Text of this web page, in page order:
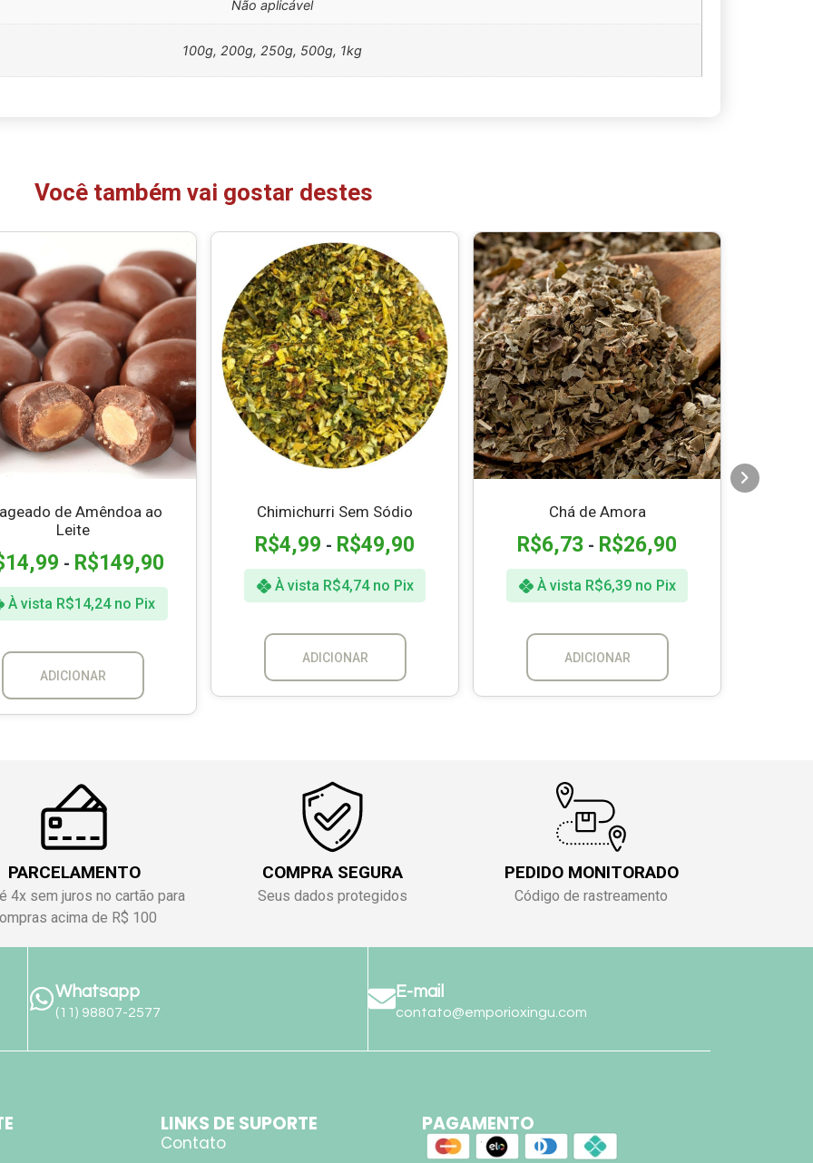
Não aplicável
100g, 200g, 250g, 500g, 1kg
Você também vai gostar destes
de Amêndoa ao
Leite
14,99 - R$149,90
À vista R$14,24 no Pix
ADICIONAR
Chimichurri Sem Sódio
R$4,99 - R$49,90
À vista R$4,74 no Pix
ADICIONAR
Chá de Amora
R$6,73 - R$26,90
À vista R$6,39 no Pix
ADICIONAR
PARCELAMENTO
4x sem juros no cartão para
acima de R$ 100
COMPRA SEGURA
Seus dados protegidos
PEDIDO MONITORADO
Código de rastreamento
Whatsapp
(11) 98807-2577
E-mail
contato@emporioxingu.com
LINKS DE SUPORTE
Contato
PAGAMENTO